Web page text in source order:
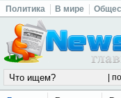
Политика В мире